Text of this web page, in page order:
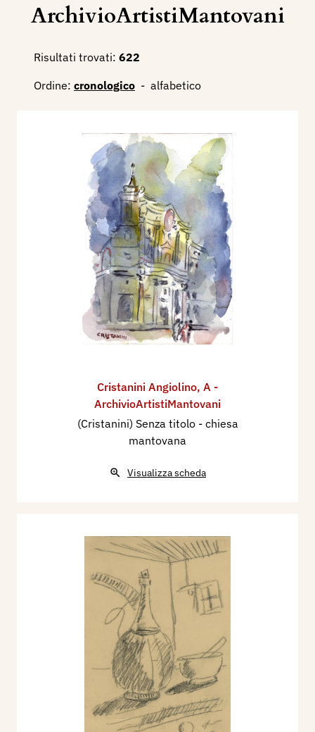
ArchivioArtistiMantovani
Risultati trovati: 622
Ordine: cronologico - alfabetico
Cristanini Angiolino, A -
ArchivioArtistiMantovani
(Cristanini) Senza titolo - chiesa
mantovana
Visualizza scheda